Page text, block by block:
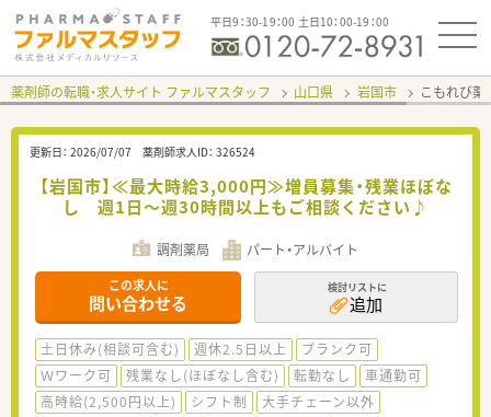
平日9：30-19：00 土日10：00-19：00
薬剤師の転職・求人サイト ファルマスタッフ 山口県 岩国市 こもれび
更新日： 2026/07/07 薬剤師求人ID： 326524
【岩国市】≪最大時給3,000円≫増員募集・残業ほぼな
し 週1日～週30時間以上もご相談ください♪
調剤薬局 パート・アルバイト
この求人に
問い合わせる
検討リストに
追加
土日休み(相談可含む) 週休2.5日以上
ブランク可
Ｗワーク可
残業なし(ほぼなし含む) 転勤なし
車通勤可
高時給(2,500円以上)
シフト制
大手チェーン以外